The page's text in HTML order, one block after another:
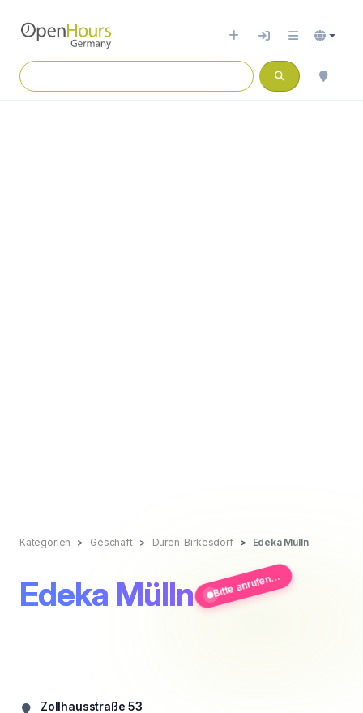
Kategorien Geschäft Düren-Birkesdorf Edeka Mülln
Edeka Mülln Bitte anrufen...
Zollhausstraße 53